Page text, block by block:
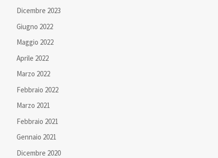
Dicembre 2023
Giugno 2022
Maggio 2022
Aprile 2022
Marzo 2022
Febbraio 2022
Marzo 2021
Febbraio 2021
Gennaio 2021
Dicembre 2020